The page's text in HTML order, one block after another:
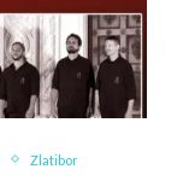
Zlatibor